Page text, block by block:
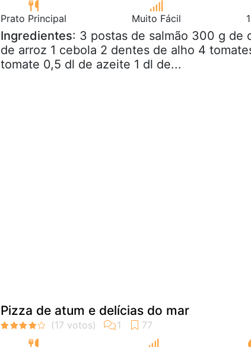
Prato Principal Muito Fácil
Ingredientes: 3 postas de salmão 300 g de
de arroz 1 cebola 2 dentes de alho 4
tomate 0,5 dl de azeite 1 dl de...
Pizza de atum e delícias do mar